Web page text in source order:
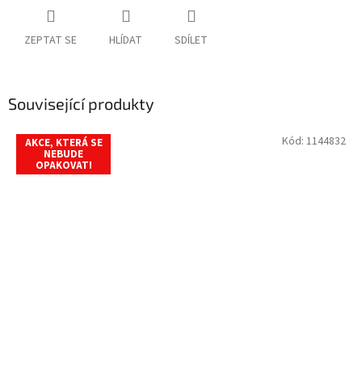
ZEPTAT SE HLÍDAT SDÍLET
Související produkty
AKCE, KTERÁ SE
NEBUDE
OPAKOVAT!
Kód: 1144832